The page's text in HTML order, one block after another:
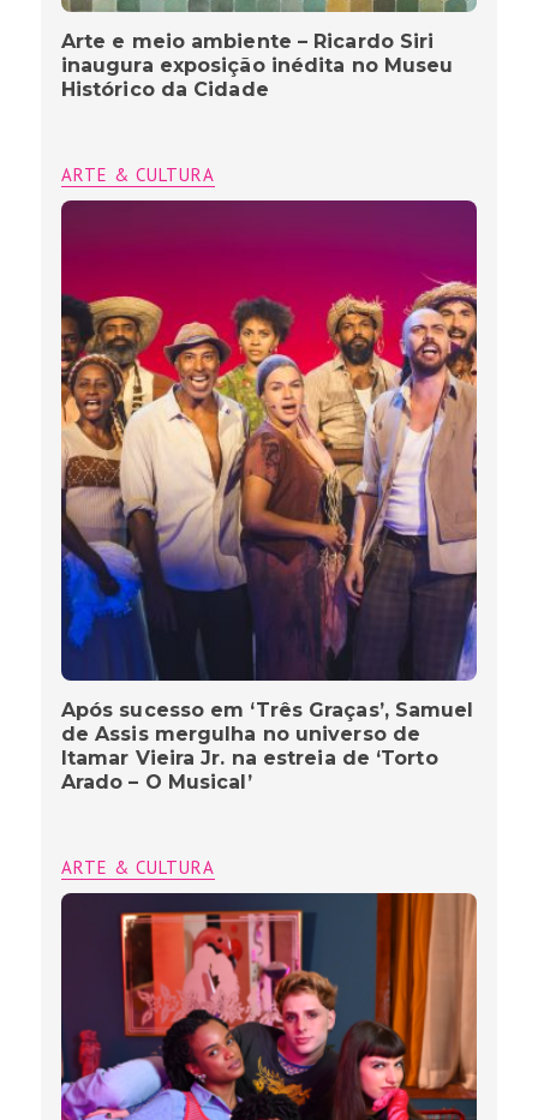
Arte e meio ambiente – Ricardo Siri
inaugura exposição inédita no Museu
Histórico da Cidade
ARTE & CULTURA
Após sucesso em ‘Três Graças’, Samuel
de Assis mergulha no universo de
Itamar Vieira Jr. na estreia de ‘Torto
Arado – O Musical’
ARTE & CULTURA